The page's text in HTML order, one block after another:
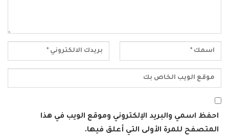
احفظ اسمي والبريد الإلكتروني وموقع الويب في هذا
المتصفح للمرة الأولى التي أعلق فيها.